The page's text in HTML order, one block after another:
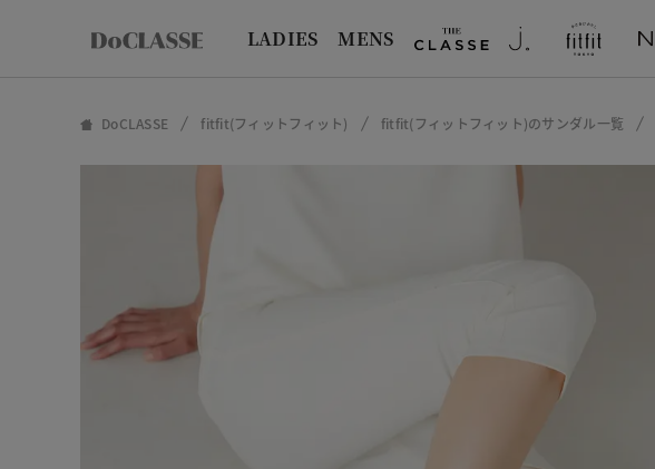
LADIES MENS
DoCLASSE fitfit(フィットフィット) fitfit(フィットフィット)のサンダル一覧